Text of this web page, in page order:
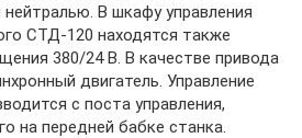
нейтралью. В шкафу управления
СТД-120 находятся также
380/24 В. В качестве привода
двигатель. Управление
с поста управления,
на передней бабке станка.